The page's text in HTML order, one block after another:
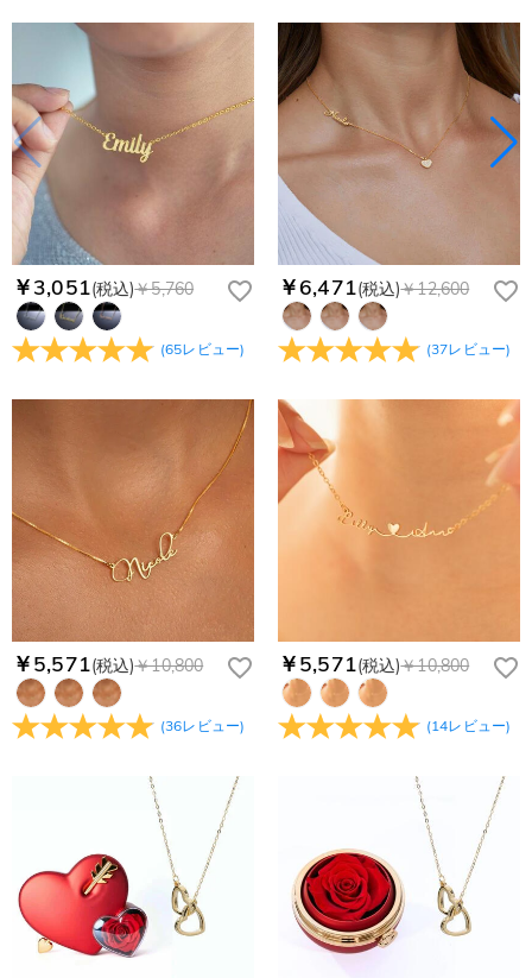
￥3,051(税込)￥5,760
(65レビュー)
￥6,471(税込)￥12,600
(37レビュー)
￥5,571(税込)￥10,800
(36レビュー)
￥5,571(税込)￥10,800
(14レビュー)